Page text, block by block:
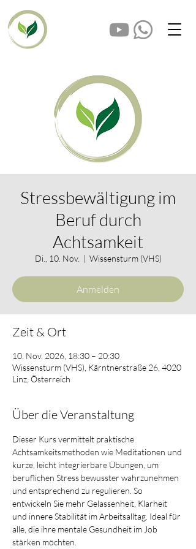
Stressbewältigung im
Beruf durch
Achtsamkeit
Di., 10. Nov.
  |
Wissensturm (VHS)
Anmelden
Zeit & Ort
10. Nov. 2026, 18:30 – 20:30
Wissensturm (VHS), Kärntnerstraße 26, 4020
Linz, Österreich
Über die Veranstaltung
Dieser Kurs vermittelt praktische
Achtsamkeitsmethoden wie Meditationen und
kurze, leicht integrierbare Übungen, um
beruflichen Stress bewusster wahrzunehmen
und entsprechend zu regulieren. So
entwickeln Sie mehr Gelassenheit, Klarheit
und innere Stabilität im Arbeitsalltag. Ideal für
alle, die ihre mentale Gesundheit im Job
stärken möchten.